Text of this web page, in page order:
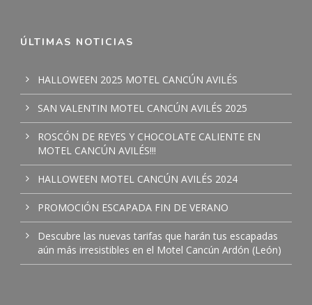
ÚLTIMAS NOTICIAS
HALLOWEEN 2025 MOTEL CANCÚN AVILÉS
SAN VALENTIN MOTEL CANCÚN AVILÉS 2025
ROSCÓN DE REYES Y CHOCOLATE CALIENTE EN
MOTEL CANCÚN AVILÉS!!!
HALLOWEEN MOTEL CANCÚN AVILÉS 2024
PROMOCIÓN ESCAPADA FIN DE VERANO
Descubre las nuevas tarifas que harán tus escapadas
aún más irresistibles en el Motel Cancún Ardón (León)